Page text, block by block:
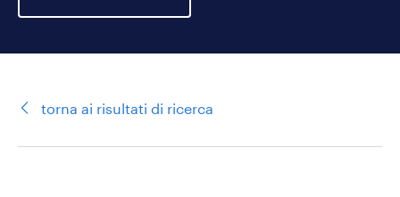
torna ai risultati di ricerca